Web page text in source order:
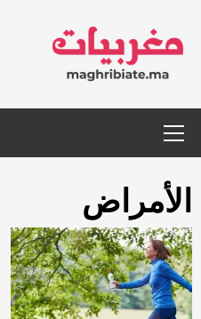
content
Menu
الأمراض